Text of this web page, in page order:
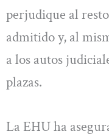
perjudique al
admitido y, al
a los autos
plazas.
La EHU ha